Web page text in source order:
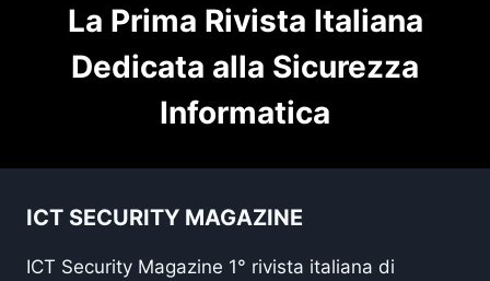
La Prima Rivista Italiana
Dedicata alla Sicurezza
Informatica
ICT SECURITY MAGAZINE
ICT Security Magazine 1° rivista italiana di